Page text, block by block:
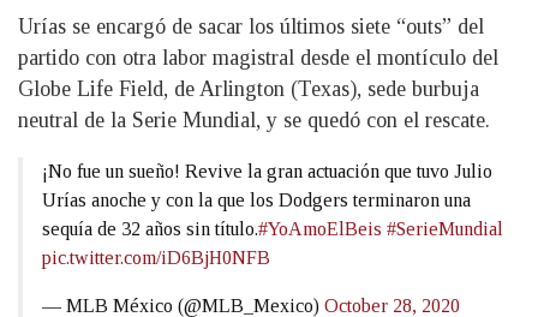
Urías se encargó de sacar los últimos siete “outs” del
partido con otra labor magistral desde el montículo del
Globe Life Field, de Arlington (Texas), sede burbuja
neutral de la Serie Mundial, y se quedó con el rescate.
¡No fue un sueño! Revive la gran actuación que tuvo Julio
Urías anoche y con la que los Dodgers terminaron una
sequía de 32 años sin título.#YoAmoElBeis #SerieMundial
pic.twitter.com/iD6BjH0NFB
— MLB México (@MLB_Mexico) October 28, 2020